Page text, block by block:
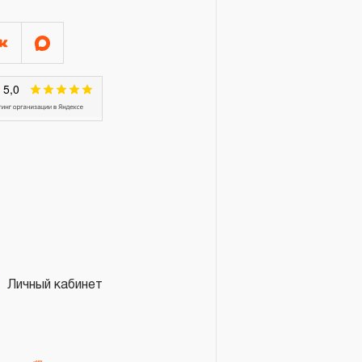
КИНЕМАТИЧЕСКУЮ
«ограниченной
связанным с
определен в 12-15 месяцев
средней
определяется по
продукции на
Личный кабинет